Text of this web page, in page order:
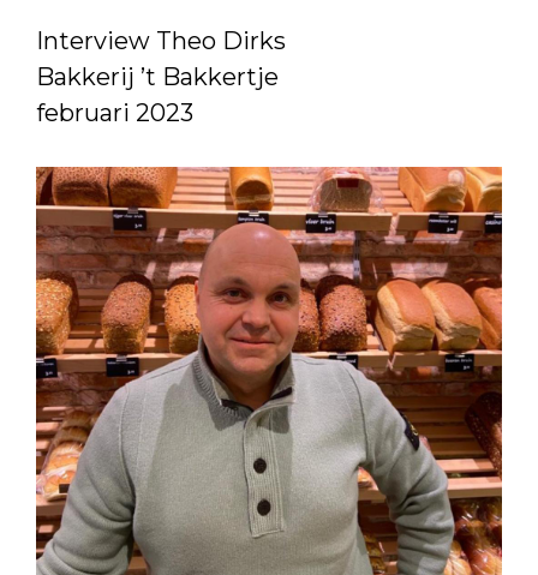
Interview Theo Dirks
Bakkerij ’t Bakkertje
februari 2023